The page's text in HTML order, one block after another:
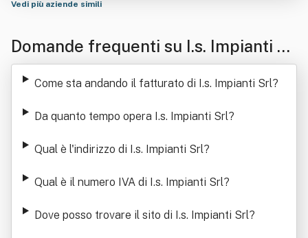
Vedi più aziende simili
Domande frequenti su I.s. Impianti Sr
l
Come sta andando il fatturato di I.s. Impianti Srl?
Da quanto tempo opera I.s. Impianti Srl?
Qual è l'indirizzo di I.s. Impianti Srl?
Qual è il numero IVA di I.s. Impianti Srl?
Dove posso trovare il sito di I.s. Impianti Srl?